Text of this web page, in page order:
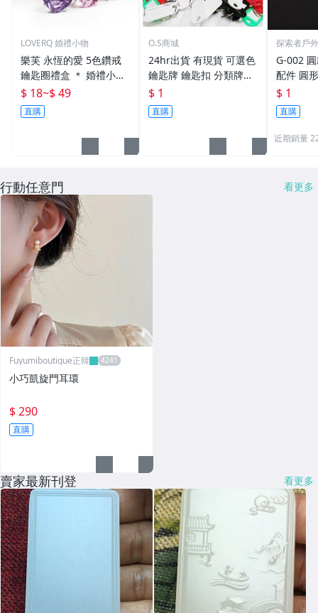
LOVERQ 婚禮小物
樂芙 永恆的愛 5色鑽戒
鑰匙圈禮盒 ＊ 婚禮小物
二次進場 工商禮贈品 戒
指鑰匙圈 鑽石鑰匙扣 大
鑽戒 送客禮 活動贈品
$ 18~$ 49
直購
O.S商城
24hr出貨 有現貨 可選色
鑰匙牌 鑰匙扣 分類牌鎖
匙 分類牌 塑膠鑰匙牌 鑰
匙扣 號碼牌 分類牌 標記
鑰匙吊牌 掛牌
$ 1
直購
探索者戶
G-002
配件 圓
鑰匙圈
單個鑰
$ 1
直購
近期銷量
行動任意門 看更多
Fuyumiboutique正韓
小巧凱旋門耳環
$ 290
直購
賣家最新刊登 看更多